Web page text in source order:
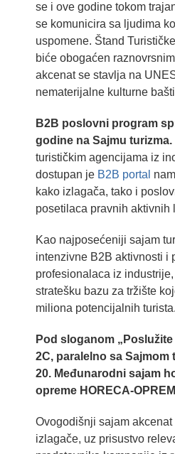
se i ove godine tokom
se komunicira sa ljudima
uspomene. Štand
biće obogaćen
akcenat se stavlja na
nematerijalne kulturne
B2B poslovni program
godine na Sajmu turizma.
turističkim agencijama iz
dostupan je B2B portal
kako izlagača, tako i
posetilaca pravnih aktivnih
Kao najposećeniji sajam
intenzivne B2B aktivnosti i
profesionalaca iz
stratešku bazu za tržište
miliona potencijalnih turista.
Pod sloganom
2C, paralelno sa Sajmom
20. Međunarodni sajam
opreme HORECA-
Ovogodišnji sajam
izlagače, uz prisustvo